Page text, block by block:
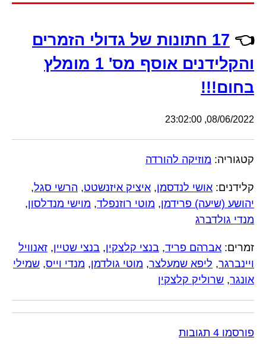
👈
17 חתונות של גדולי הזמרים
והקלידנים אוסף מס' 1 מומלץ
בחום!!!
08/06/2022, 23:02:00
קטגוריה: מוזיקה להורדה
קלידנים: אושי לנדסמן, איציק איזנשטט, הרשי סגל,
יהושע (שיעה) פרידמן, מוטי רוזנפלד, מוישי מנדלסון,
מנדי גולדברג
זמרים: אברהם פריד, בנצי קלצקין, בנצי שטיין, זאנוויל
ויינברגר, ליפא שמעלצר, מוטי גולדמן, מנדי וייס, שמילי
אונגר, שרוליק קלצקין
פורסמו 4 תגובות